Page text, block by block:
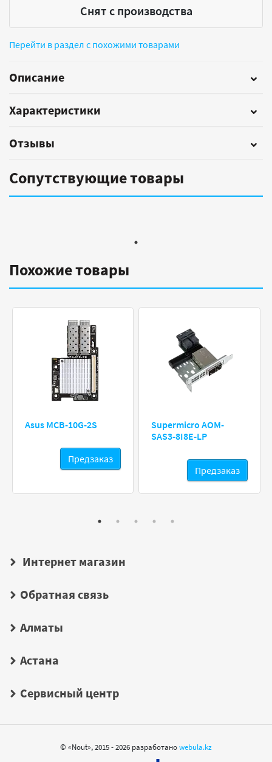
Снят с производства
Перейти в раздел с похожими товарами
Описание
Характеристики
Отзывы
Сопутствующие товары
Похожие товары
Asus MCB-10G-2S
Предзаказ
Supermicro AOM-
SAS3-8I8E-LP
Предзаказ
Интернет магазин
Обратная связь
Алматы
Астана
Сервисный центр
© «Nout», 2015 - 2026 разработаноwebula.kz